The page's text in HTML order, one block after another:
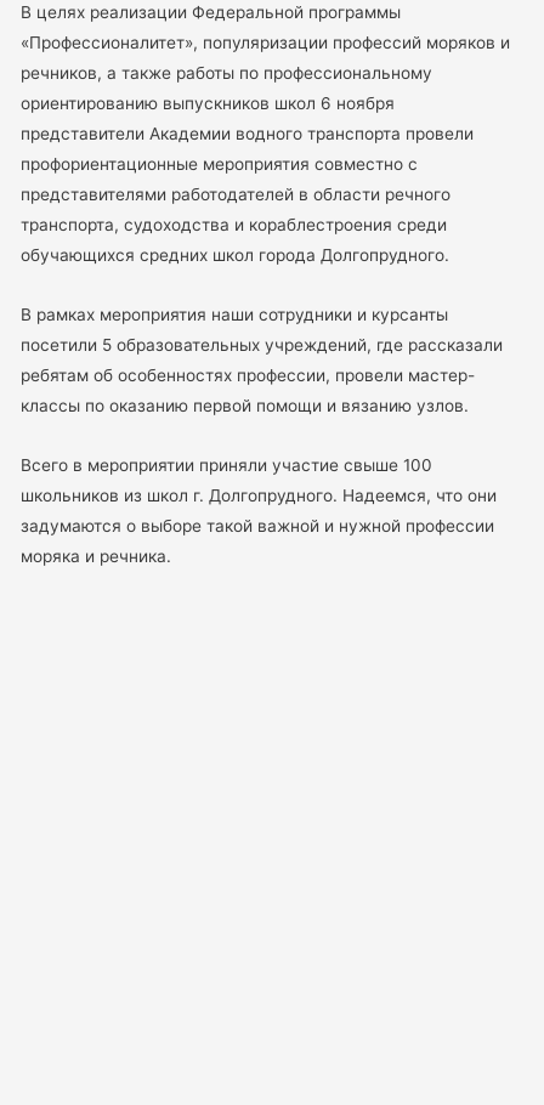
В целях реализации Федеральной программы
«Профессионалитет», популяризации профессий моряков и
речников, а также работы по профессиональному
ориентированию выпускников школ 6 ноября
представители Академии водного транспорта провели
профориентационные мероприятия совместно с
представителями работодателей в области речного
транспорта, судоходства и кораблестроения среди
обучающихся средних школ города Долгопрудного.
В рамках мероприятия наши сотрудники и курсанты
посетили 5 образовательных учреждений, где рассказали
ребятам об особенностях профессии, провели мастер-
классы по оказанию первой помощи и вязанию узлов.
Всего в мероприятии приняли участие свыше 100
школьников из школ г. Долгопрудного. Надеемся, что они
задумаются о выборе такой важной и нужной профессии
моряка и речника.